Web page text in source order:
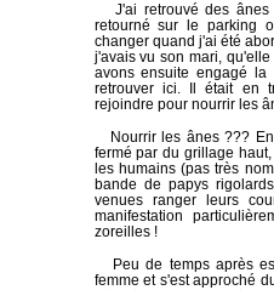
J'ai retrouvé des ânes
retourné sur le parking
changer quand j'ai été
j'avais vu son mari,
avons ensuite engagé
retrouver ici. Il était en
rejoindre pour nourrir les
Nourrir les ânes ??? En
fermé par du grillage
les humains (pas très
bande de papys
venues ranger leurs
manifestation
zoreilles !
Peu de temps après
femme et s'est approché